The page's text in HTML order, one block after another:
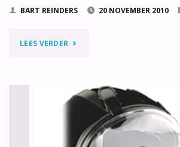
BART REINDERS 20 NOVEMBER 2010
LEES VERDER "NOB
IJSDUIKEN"